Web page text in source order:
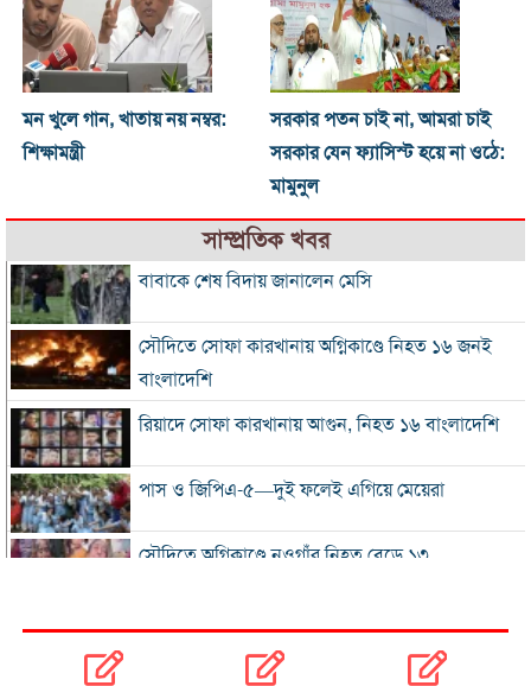
মন খুলে গান, খাতায় নয় নম্বর:
শিক্ষামন্ত্রী
সরকার পতন চাই না, আমরা চাই
সরকার যেন ফ্যাসিস্ট হয়ে না ওঠে:
মামুনুল
সাম্প্রতিক খবর
বাবাকে শেষ বিদায় জানালেন মেসি
সৌদিতে সোফা কারখানায় অগ্নিকাণ্ডে নিহত ১৬ জনই
বাংলাদেশি
রিয়াদে সোফা কারখানায় আগুন, নিহত ১৬ বাংলাদেশি
পাস ও জিপিএ-৫—দুই ফলেই এগিয়ে মেয়েরা
সৌদিতে অগ্নিকাণ্ডে নওগাঁর নিহত বেড়ে ১৩